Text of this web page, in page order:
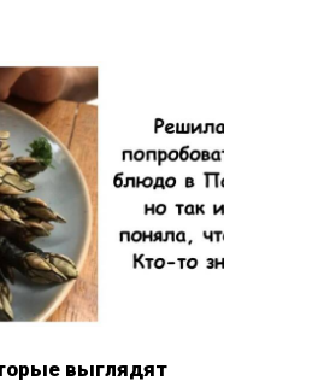
выглядят